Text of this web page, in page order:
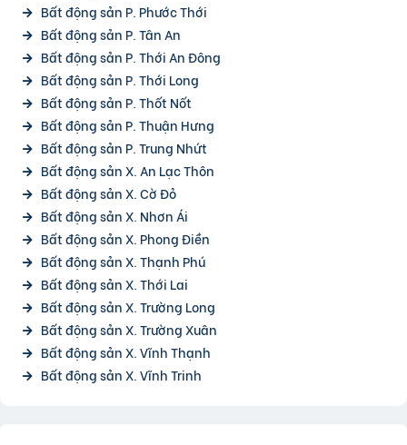
Bất động sản P. Phước Thới
Bất động sản P. Tân An
Bất động sản P. Thới An Đông
Bất động sản P. Thới Long
Bất động sản P. Thốt Nốt
Bất động sản P. Thuận Hưng
Bất động sản P. Trung Nhứt
Bất động sản X. An Lạc Thôn
Bất động sản X. Cờ Đỏ
Bất động sản X. Nhơn Ái
Bất động sản X. Phong Điền
Bất động sản X. Thạnh Phú
Bất động sản X. Thới Lai
Bất động sản X. Trường Long
Bất động sản X. Trường Xuân
Bất động sản X. Vĩnh Thạnh
Bất động sản X. Vĩnh Trinh